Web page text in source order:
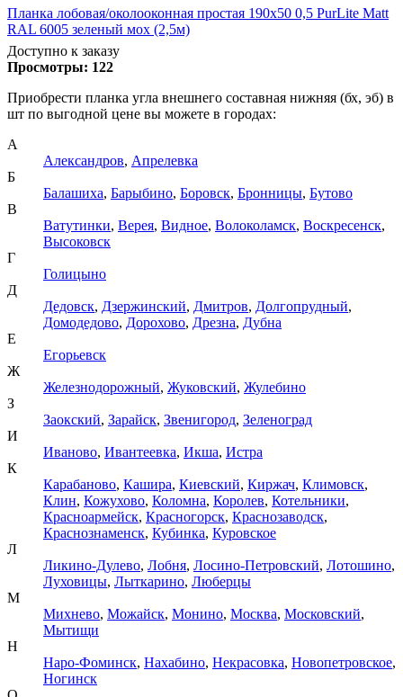
Планка лобовая/околооконная простая 190х50 0,5 PurLite Matt
RAL 6005 зеленый мох (2,5м)
Доступно к заказу
Просмотры: 122
Приобрести планка угла внешнего составная нижняя (бх, эб) в
шт по выгодной цене вы можете в городах:
А
Александров, Апрелевка
Б
Балашиха, Барыбино, Боровск, Бронницы, Бутово
В
Ватутинки, Верея, Видное, Волоколамск, Воскресенск,
Высоковск
Г
Голицыно
Д
Дедовск, Дзержинский, Дмитров, Долгопрудный,
Домодедово, Дорохово, Дрезна, Дубна
Е
Егорьевск
Ж
Железнодорожный, Жуковский, Жулебино
З
Заокский, Зарайск, Звенигород, Зеленоград
И
Иваново, Ивантеевка, Икша, Истра
К
Карабаново, Кашира, Киевский, Киржач, Климовск,
Клин, Кожухово, Коломна, Королев, Котельники,
Красноармейск, Красногорск, Краснозаводск,
Краснознаменск, Кубинка, Куровское
Л
Ликино-Дулево, Лобня, Лосино-Петровский, Лотошино,
Луховицы, Лыткарино, Люберцы
М
Михнево, Можайск, Монино, Москва, Московский,
Мытищи
Н
Наро-Фоминск, Нахабино, Некрасовка, Новопетровское,
Ногинск